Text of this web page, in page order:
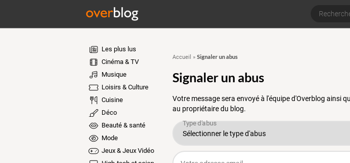
Les plus lus
Cinéma & TV
Musique
Loisirs & Culture
Cuisine
Déco
Beauté & santé
Mode
Jeux & Jeux Vidéo
Accueil » Signaler un abus
Signaler un abus
Votre message sera envoyé à l'équipe d'Overblog ainsi
au propriétaire du blog.